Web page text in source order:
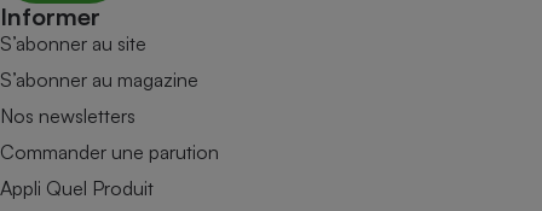
Informer
S’abonner au site
S’abonner au magazine
Nos newsletters
Commander une parution
Appli Quel Produit